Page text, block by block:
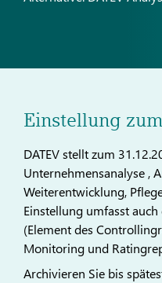
Einstellung
DATEV stellt zum
Unternehmensanalyse ,
Weiterentwicklung,
Einstellung umfasst
(Element des
Monitoring und
Archivieren Sie bis